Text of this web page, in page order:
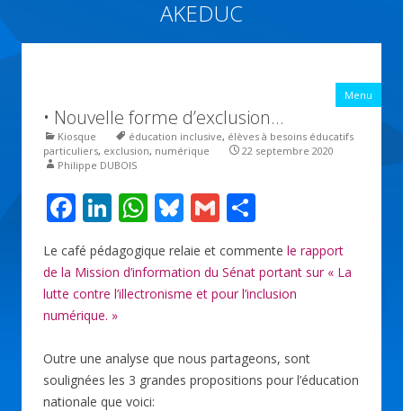
AKEDUC
Menu
• Nouvelle forme d’exclusion…
Kiosque éducation inclusive, élèves à besoins éducatifs
particuliers, exclusion, numérique
22 septembre 2020
Philippe DUBOIS
F
ac
e
b
o
o
k
Li
k
e
dI
n
W
at
s
p
p
Bl
u
e
sk
G
ai
l
ar
ta
g
Le café pédagogique relaie et commente le rapport
de la Mission d’information du Sénat portant sur « La
lutte contre l’illectronisme et pour l’inclusion
numérique. »
Outre une analyse que nous partageons, sont
soulignées les 3 grandes propositions pour l’éducation
nationale que voici: